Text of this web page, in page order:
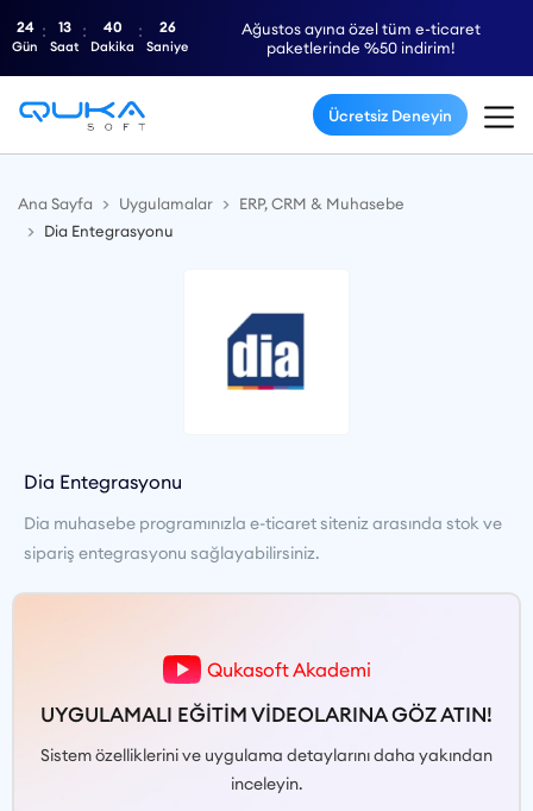
Ağustos ayına özel tüm e-ticaret
paketlerinde %50 indirim!
24
Gün
13
Saat
40
Dakika
26
Saniye
Ücretsiz Deneyin
Ana Sayfa Uygulamalar
ERP, CRM & Muhasebe
Dia Entegrasyonu
Dia Entegrasyonu
Dia muhasebe programınızla e-ticaret siteniz arasında stok ve
sipariş entegrasyonu sağlayabilirsiniz.
Qukasoft Akademi
UYGULAMALI EĞİTİM VİDEOLARINA GÖZ ATIN!
Sistem özelliklerini ve uygulama detaylarını daha yakından
inceleyin.